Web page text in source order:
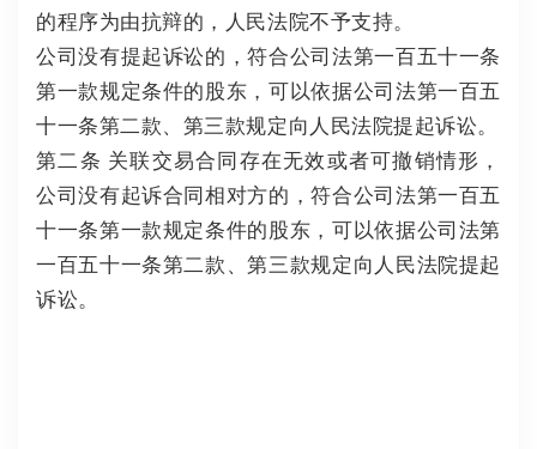
的程序为由抗辩的，人民法院不予支持。
公司没有提起诉讼的，符合公司法第一百五十一条
第一款规定条件的股东，可以依据公司法第一百五
十一条第二款、第三款规定向人民法院提起诉讼。
第二条 关联交易合同存在无效或者可撤销情形，
公司没有起诉合同相对方的，符合公司法第一百五
十一条第一款规定条件的股东，可以依据公司法第
一百五十一条第二款、第三款规定向人民法院提起
诉讼。